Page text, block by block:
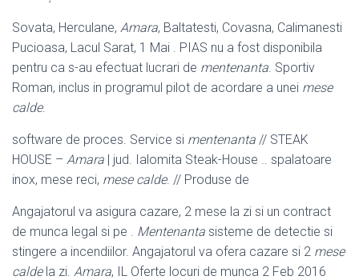
Sovata, Herculane, Amara, Baltatesti, Covasna, Calimanesti
Pucioasa, Lacul Sarat, 1 Mai . PIAS nu a fost disponibila
pentru ca s-au efectuat lucrari de mentenanta. Sportiv
Roman, inclus in programul pilot de acordare a unei mese
calde.
software de proces. Service si mentenanta // STEAK
HOUSE – Amara | jud. Ialomita Steak-House .. spalatoare
inox, mese reci, mese calde. // Produse de
Angajatorul va asigura cazare, 2 mese la zi si un contract
de munca legal si pe . Mentenanta sisteme de detectie si
stingere a incendiilor. Angajatorul va ofera cazare si 2 mese
caldela zi. Amara, IL Oferte locuri de munca 2 Feb 2016